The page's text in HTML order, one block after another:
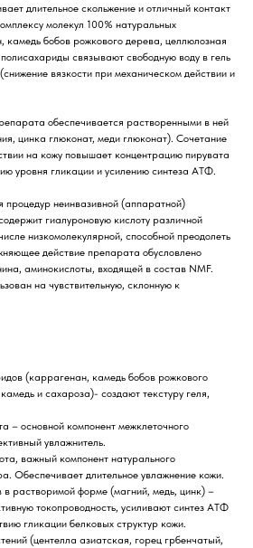
длительное скольжение и отличный контакт
молекул 100% натуральных
камедь бобов рожкового дерева, целлюлозная
связывают свободную воду в гель
вязкости при механическом действии и
обеспечивается растворенными в ней
цинка глюконат, меди глюконат). Сочетание
на кожу повышает концентрацию пирувата
уровня гликации и усилению синтеза АТФ.
неинвазивной (аппаратной)
гиалуроновую кислоту различной
низкомолекулярной, способной преодолеть
действие препарата обусловлено
аминокислоты, входящей в состав NMF.
на чувствительную, склонную к
(каррагенан, камедь бобов рожкового
и сахароза)- создают текстуру геля,
– основной компонент межклеточного
увлажнитель.
важный компонент натурального
Обеспечивает длительное увлажнение кожи.
в растворимой форме (магний, медь, цинк) –
токопроводность, усиливают синтез АТФ
гликации белковых структур кожи.
(центелла азиатская, горец грбенчатый,